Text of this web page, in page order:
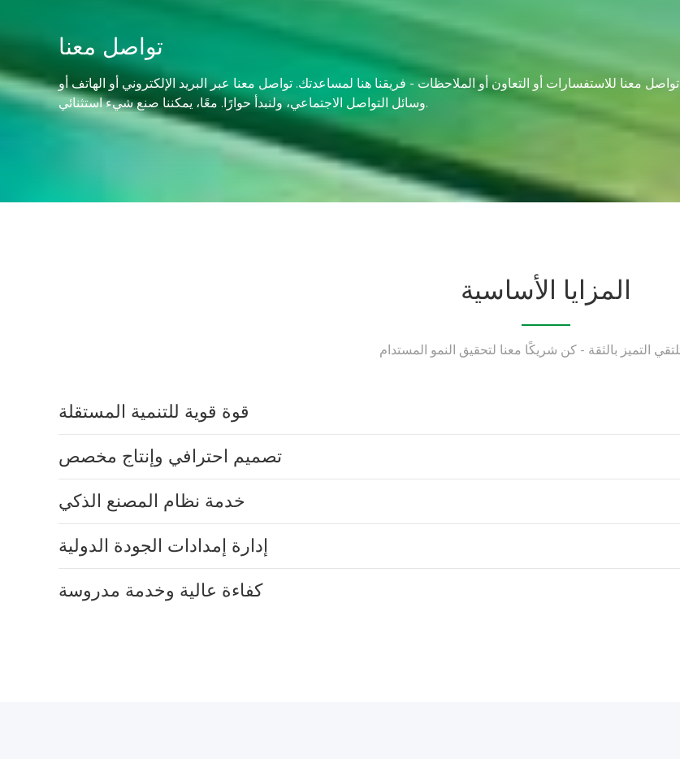
تواصل معنا
تواصل معنا للاستفسارات أو التعاون أو الملاحظات - فريقنا هنا لمساعدتك. تواصل معنا عبر البريد الإلكتروني أو الهاتف أو
وسائل التواصل الاجتماعي، ولنبدأ حوارًا. معًا، يمكننا صنع شيء استثنائي.
المزايا الأساسية
قوة قوية للتنمية المستقلة
تصميم احترافي وإنتاج مخصص
خدمة نظام المصنع الذكي
إدارة إمدادات الجودة الدولية
كفاءة عالية وخدمة مدروسة